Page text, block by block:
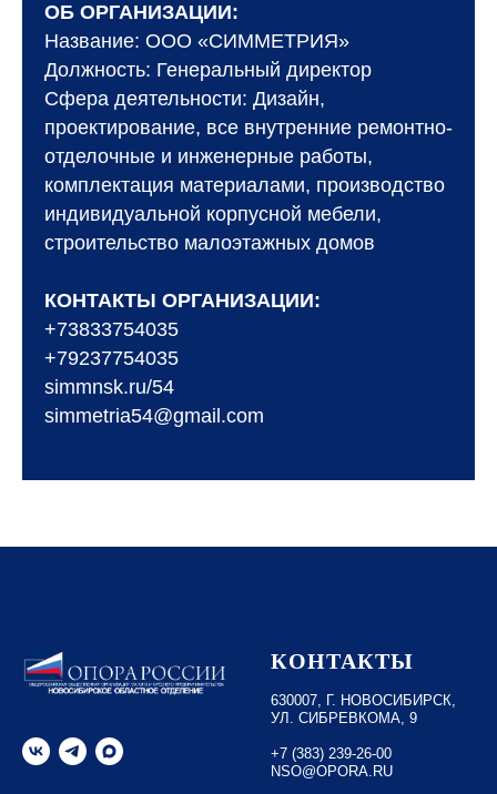
ОБ ОРГАНИЗАЦИИ:
Название: ООО «СИММЕТРИЯ»
Должность: Генеральный директор
Сфера деятельности: Дизайн,
проектирование, все внутренние ремонтно-
отделочные и инженерные работы,
комплектация материалами, производство
индивидуальной корпусной мебели,
строительство малоэтажных домов
КОНТАКТЫ ОРГАНИЗАЦИИ:
+73833754035
+79237754035
simmnsk.ru/54
simmetria54@gmail.com
КОНТАКТЫ
630007, Г. НОВОСИБИРСК,
УЛ. СИБРЕВКОМА, 9
+7 (383) 239-26-00
NSO@OPORA.RU